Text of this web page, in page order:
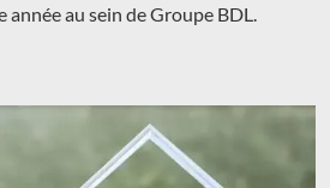
année au sein de Groupe BDL.